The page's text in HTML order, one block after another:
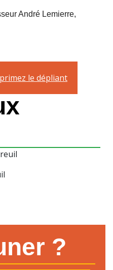
André Lemierre,
le dépliant
?